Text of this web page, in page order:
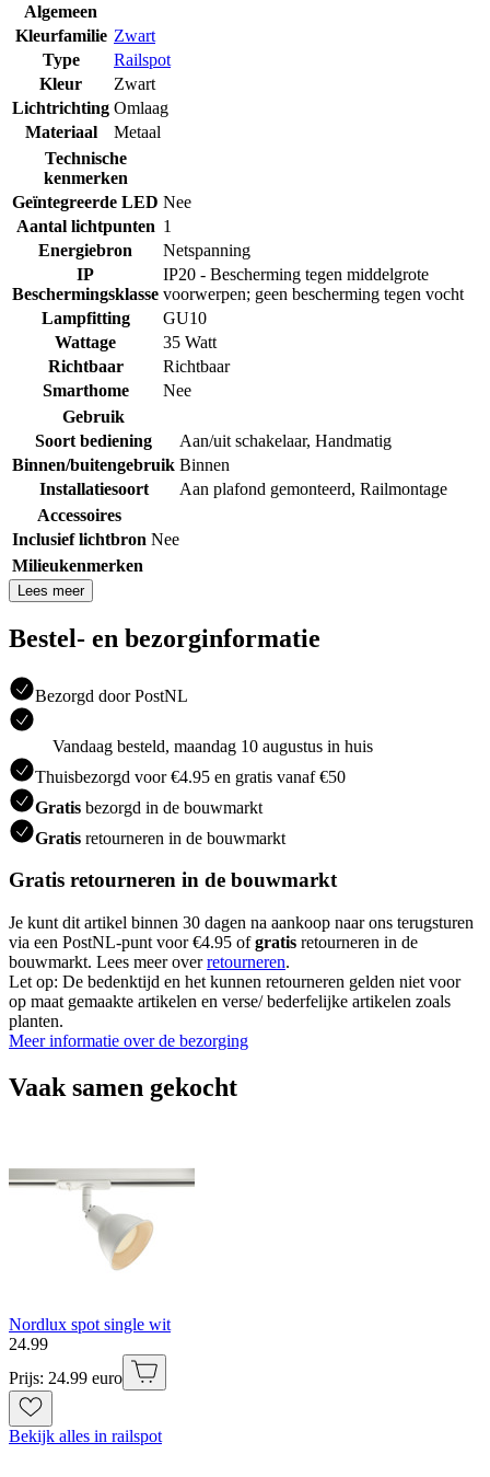
Algemeen
Kleurfamilie Zwart
Type
Railspot
Kleur
Zwart
Lichtrichting Omlaag
Materiaal
Metaal
Technische
kenmerken
Geïntegreerde LED Nee
Aantal lichtpunten 1
Energiebron
Netspanning
IP
Beschermingsklasse
IP20 - Bescherming tegen middelgrote
voorwerpen; geen bescherming tegen vocht
Lampfitting
GU10
Wattage
35 Watt
Richtbaar
Richtbaar
Smarthome
Nee
Gebruik
Soort bediening
Aan/uit schakelaar, Handmatig
Binnen/buitengebruik Binnen
Installatiesoort
Aan plafond gemonteerd, Railmontage
Accessoires
Inclusief lichtbron Nee
Milieukenmerken
Lees meer
Bestel- en bezorginformatie
Bezorgd door PostNL
Vandaag besteld, maandag 10 augustus in huis
Thuisbezorgd voor €4.95 en gratis vanaf €50
Gratis bezorgd in de bouwmarkt
Gratis retourneren in de bouwmarkt
Gratis retourneren in de bouwmarkt
Je kunt dit artikel binnen 30 dagen na aankoop naar ons terugsturen
via een PostNL-punt voor €4.95 ofgratis retourneren in de
bouwmarkt. Lees meer overretourneren.
Let op: De bedenktijd en het kunnen retourneren gelden niet voor
op maat gemaakte artikelen en verse/ bederfelijke artikelen zoals
planten.
Meer informatie over de bezorging
Vaak samen gekocht
Nordlux spot single wit
24.99
Prijs: 24.99 euro
Bekijk alles in railspot